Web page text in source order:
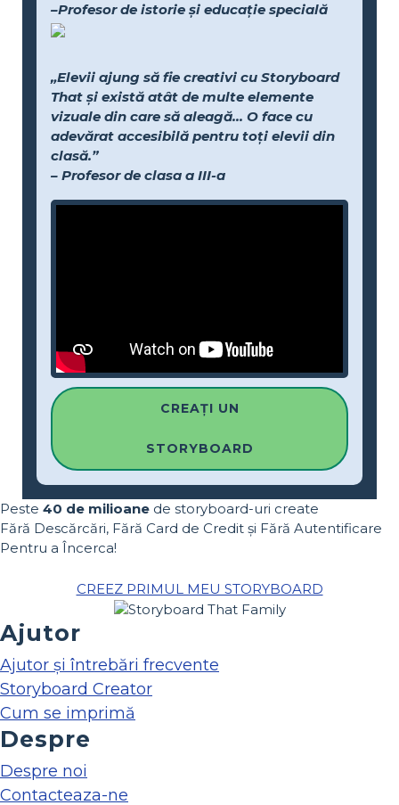
–Profesor de istorie și educație specială
„Elevii ajung să fie creativi cu Storyboard
That și există atât de multe elemente
vizuale din care să aleagă... O face cu
adevărat accesibilă pentru toți elevii din
clasă.”
– Profesor de clasa a III-a
CREAȚI UN
STORYBOARD
Peste 40 de milioane de storyboard-uri create
Fără Descărcări, Fără Card de Credit și Fără Autentificare
Pentru a Încerca!
CREEZ PRIMUL MEU STORYBOARD
Ajutor
Ajutor și întrebări frecvente
Storyboard Creator
Cum se imprimă
Despre
Despre noi
Contacteaza-ne